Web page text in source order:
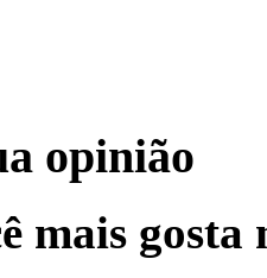
opinião
mais